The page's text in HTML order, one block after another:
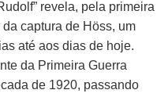
revela, pela primeira
captura de Höss, um
até aos dias de hoje.
da Primeira Guerra
de 1920, passando